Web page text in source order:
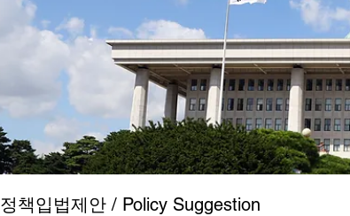
정책입법제안 / Policy Suggestion